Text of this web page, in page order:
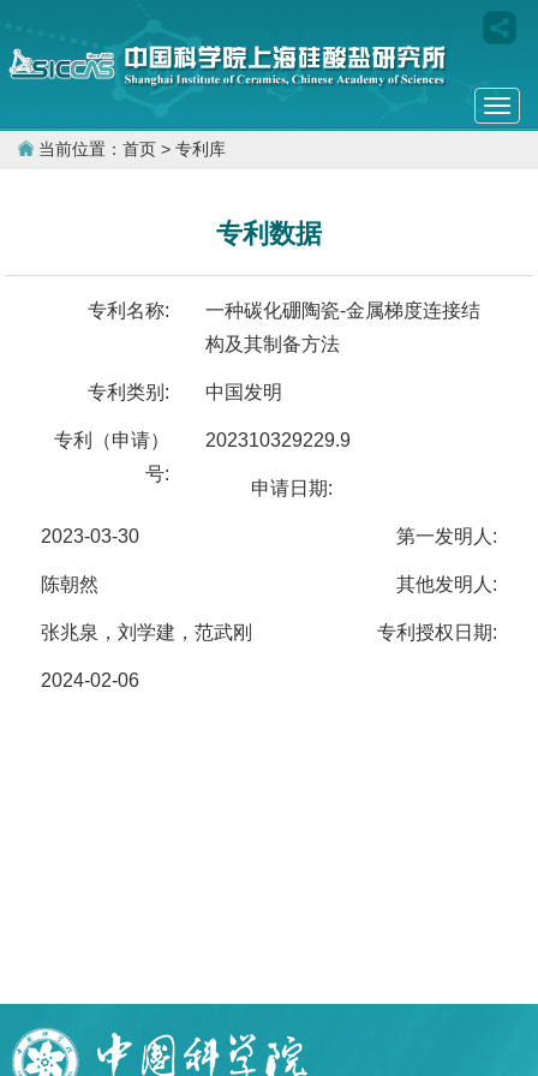
当前位置： 首页 > 专利库
专利数据
专利名称:
一种碳化硼陶瓷-金属梯度连接结
构及其制备方法
专利类别: 中国发明
专利（申请）
号:
202310329229.9
申请日期:
2023-03-30 第一发明人:
陈朝然 其他发明人:
张兆泉，刘学建，范武刚 专利授权日期:
2024-02-06